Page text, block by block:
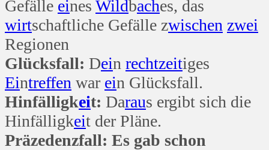
Gefälle eines Wildbaches, das
wirtschaftliche Gefälle zwischen zwei
Regionen
Glücksfall: Dein rechtzeitiges
Eintreffen war ein Glücksfall.
Hinfälligkeit: Daraus ergibt sich die
Hinfälligkeit der Pläne.
Präzedenzfall: Es gab schon